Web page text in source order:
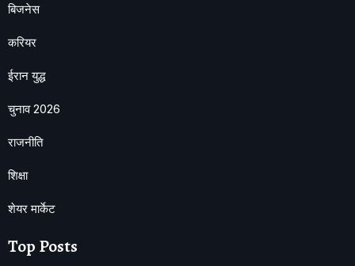
बिजनेस
करियर
ईरान युद्ध
चुनाव 2026
राजनीति
शिक्षा
शेयर मार्केट
Top Posts